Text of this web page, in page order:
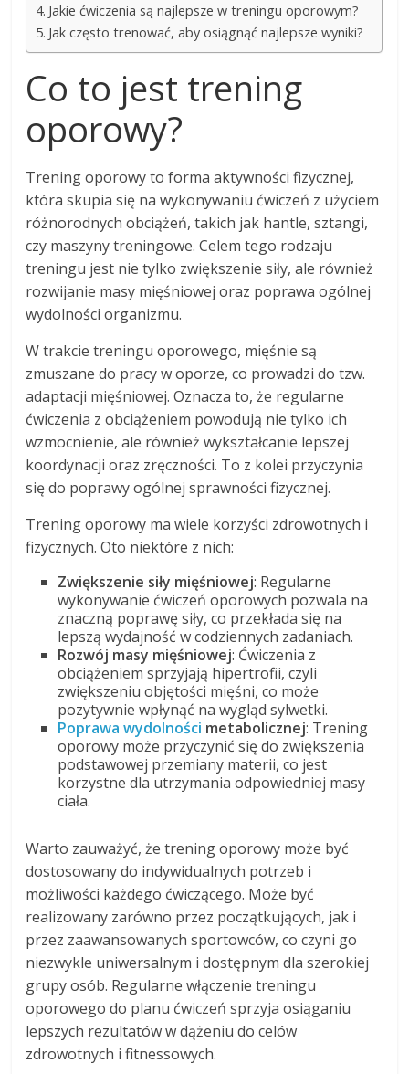
Jakie ćwiczenia są najlepsze w treningu oporowym?
Jak często trenować, aby osiągnąć najlepsze wyniki?
Co to jest trening
oporowy?
Trening oporowy to forma aktywności fizycznej,
która skupia się na wykonywaniu ćwiczeń z użyciem
różnorodnych obciążeń, takich jak hantle, sztangi,
czy maszyny treningowe. Celem tego rodzaju
treningu jest nie tylko zwiększenie siły, ale również
rozwijanie masy mięśniowej oraz poprawa ogólnej
wydolności organizmu.
W trakcie treningu oporowego, mięśnie są
zmuszane do pracy w oporze, co prowadzi do tzw.
adaptacji mięśniowej. Oznacza to, że regularne
ćwiczenia z obciążeniem powodują nie tylko ich
wzmocnienie, ale również wykształcanie lepszej
koordynacji oraz zręczności. To z kolei przyczynia
się do poprawy ogólnej sprawności fizycznej.
Trening oporowy ma wiele korzyści zdrowotnych i
fizycznych. Oto niektóre z nich:
Zwiększenie siły mięśniowej: Regularne
wykonywanie ćwiczeń oporowych pozwala na
znaczną poprawę siły, co przekłada się na
lepszą wydajność w codziennych zadaniach.
Rozwój masy mięśniowej: Ćwiczenia z
obciążeniem sprzyjają hipertrofii, czyli
zwiększeniu objętości mięśni, co może
pozytywnie wpłynąć na wygląd sylwetki.
Poprawa wydolności metabolicznej: Trening
oporowy może przyczynić się do zwiększenia
podstawowej przemiany materii, co jest
korzystne dla utrzymania odpowiedniej masy
ciała.
Warto zauważyć, że trening oporowy może być
dostosowany do indywidualnych potrzeb i
możliwości każdego ćwiczącego. Może być
realizowany zarówno przez początkujących, jak i
przez zaawansowanych sportowców, co czyni go
niezwykle uniwersalnym i dostępnym dla szerokiej
grupy osób. Regularne włączenie treningu
oporowego do planu ćwiczeń sprzyja osiąganiu
lepszych rezultatów w dążeniu do celów
zdrowotnych i fitnessowych.